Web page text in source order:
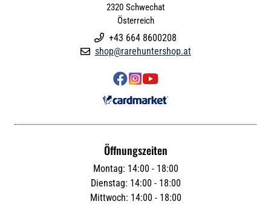
2320 Schwechat
Österreich
 +43 664 8600208
 shop@rarehuntershop.at

Öffnungszeiten
Montag: 14:00 - 18:00
Dienstag: 14:00 - 18:00
Mittwoch: 14:00 - 18:00